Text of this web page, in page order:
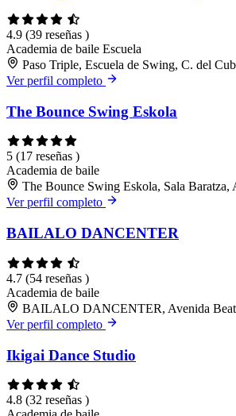
4.9 (39 reseñas )
Academia de baile Escuela
Paso Triple, Escuela de Swing, C. del
Ver perfil completo
The Bounce Swing Eskola
5 (17 reseñas )
Academia de baile
The Bounce Swing Eskola, Sala
Ver perfil completo
BAILALO DANCENTER
4.7 (54 reseñas )
Academia de baile
BAILALO DANCENTER, Avenida
Ver perfil completo
Ikigai Dance Studio
4.8 (32 reseñas )